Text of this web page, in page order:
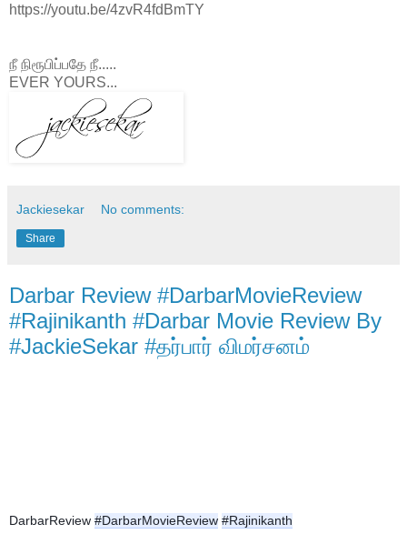
https://youtu.be/4zvR4fdBmTY
நீ நிரூபிப்பதே நீ.....
EVER YOURS...
Jackiesekar No comments:
Share
Darbar Review #DarbarMovieReview
#Rajinikanth #Darbar Movie Review By
#JackieSekar #தர்பார் விமர்சனம்
DarbarReview #DarbarMovieReview #Rajinikanth